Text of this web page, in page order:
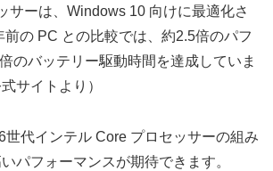
サーは、Windows 10 向けに最適化さ
の PC との比較では、約2.5倍のパフ
のバッテリー駆動時間を達成していま
サイトより）
世代インテル Core プロセッサーの組み
パフォーマンスが期待できます。